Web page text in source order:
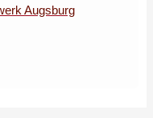
Augsburg